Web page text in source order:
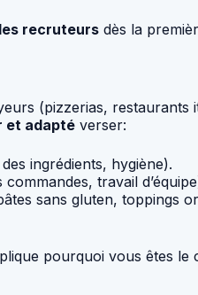
recruteurs dès la
(pizzerias,
et adapté verser:
ingrédients, hygiène).
travail
sans gluten, toppings
pourquoi vous êtes le